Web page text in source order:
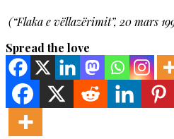
(“Flaka e vëllazërimit”, 20 mars
Spread the love